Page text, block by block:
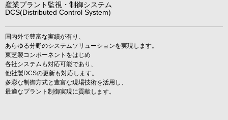
産業プラント監視・制御システム
DCS(Distributed Control System)
国内外で豊富な実績が有り、
あらゆる分野のシステムソリューションを実現します。
東芝製コンポーネントをはじめ
各社システムも対応可能であり、
他社製DCSの更新も対応します。
多彩な制御方式と豊富な現場技術を活用し、
最適なプラント制御実現に貢献します。